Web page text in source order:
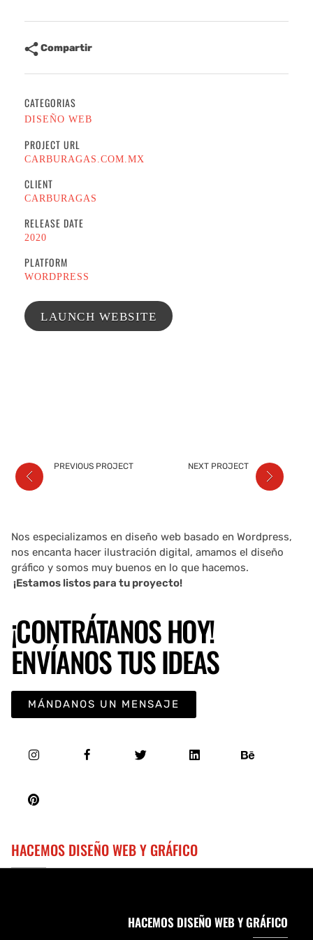
Compartir
CATEGORIAS
DISEÑO WEB
PROJECT URL
CARBURAGAS.COM.MX
CLIENT
CARBURAGAS
RELEASE DATE
2020
PLATFORM
WORDPRESS
LAUNCH WEBSITE
PREVIOUS PROJECT NEXT PROJECT
Nos especializamos en diseño web basado en Wordpress,
nos encanta hacer ilustración digital, amamos el diseño
gráfico y somos muy buenos en lo que hacemos.
¡Estamos listos para tu proyecto!
¡CONTRÁTANOS HOY!
ENVÍANOS TUS IDEAS
MÁNDANOS UN MENSAJE
HACEMOS DISEÑO WEB Y GRÁFICO
HACEMOS DISEÑO WEB Y GRÁFICO